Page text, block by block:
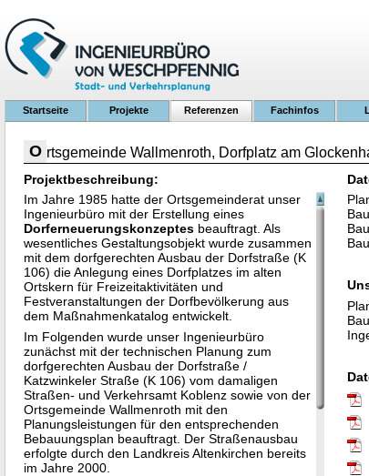
Startseite Projekte Referenzen Fachinfos
O rtsgemeinde Wallmenroth, Dorfplatz am
Projektbeschreibung:
Im Jahre 1985 hatte der Ortsgemeinderat unser
Ingenieurbüro mit der Erstellung eines
Dorferneuerungskonzeptes beauftragt. Als
wesentliches Gestaltungsobjekt wurde zusammen
mit dem dorfgerechten Ausbau der Dorfstraße (K
106) die Anlegung eines Dorfplatzes im alten
Ortskern für Freizeitaktivitäten und
Festveranstaltungen der Dorfbevölkerung aus
dem Maßnahmenkatalog entwickelt.
Im Folgenden wurde unser Ingenieurbüro
zunächst mit der technischen Planung zum
dorfgerechten Ausbau der Dorfstraße /
Katzwinkeler Straße (K 106) vom damaligen
Straßen- und Verkehrsamt Koblenz sowie von der
Ortsgemeinde Wallmenroth mit den
Planungsleistungen für den entsprechenden
Bebauungsplan beauftragt. Der Straßenausbau
erfolgte durch den Landkreis Altenkirchen bereits
im Jahre 2000.